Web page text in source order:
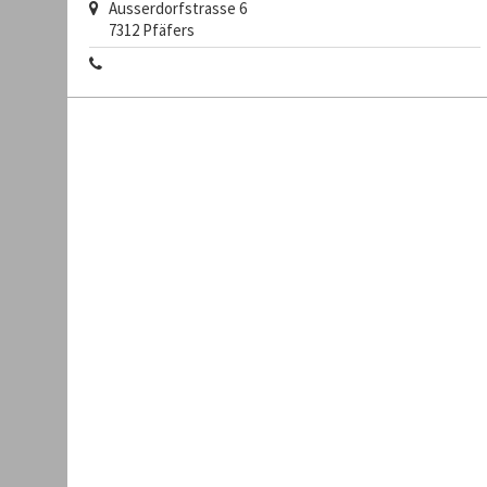
Ausserdorfstrasse 6
7312 Pfäfers